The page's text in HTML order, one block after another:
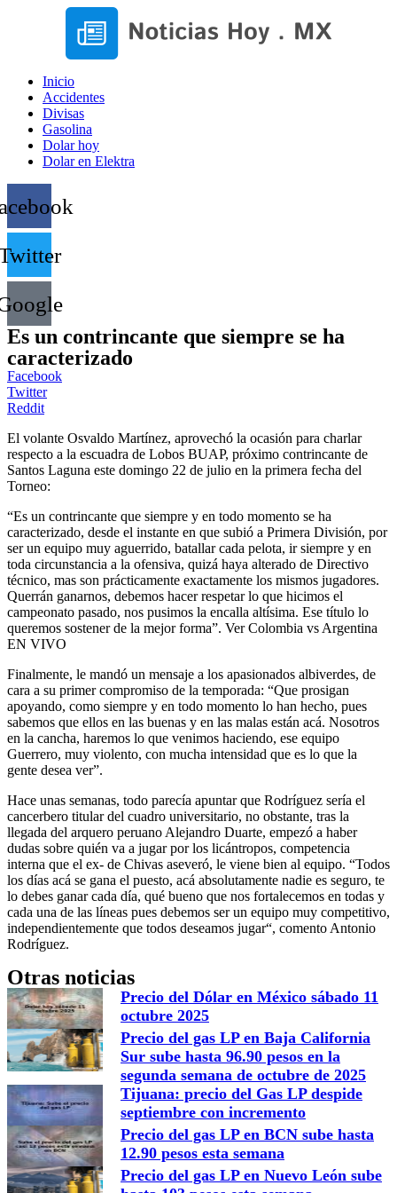
Inicio
Accidentes
Divisas
Gasolina
Dolar hoy
Dolar en Elektra
Es un contrincante que siempre se ha
caracterizado
Facebook
Twitter
Reddit
El volante Osvaldo Martínez, aprovechó la ocasión para charlar
respecto a la escuadra de Lobos BUAP, próximo contrincante de
Santos Laguna este domingo 22 de julio en la primera fecha del
Torneo:
“Es un contrincante que siempre y en todo momento se ha
caracterizado, desde el instante en que subió a Primera División, por
ser un equipo muy aguerrido, batallar cada pelota, ir siempre y en
toda circunstancia a la ofensiva, quizá haya alterado de Directivo
técnico, mas son prácticamente exactamente los mismos jugadores.
Querrán ganarnos, debemos hacer respetar lo que hicimos el
campeonato pasado, nos pusimos la encalla altísima. Ese título lo
queremos sostener de la mejor forma”. Ver Colombia vs Argentina
EN VIVO
Finalmente, le mandó un mensaje a los apasionados albiverdes, de
cara a su primer compromiso de la temporada: “Que prosigan
apoyando, como siempre y en todo momento lo han hecho, pues
sabemos que ellos en las buenas y en las malas están acá. Nosotros
en la cancha, haremos lo que venimos haciendo, ese equipo
Guerrero, muy violento, con mucha intensidad que es lo que la
gente desea ver”.
Hace unas semanas, todo parecía apuntar que Rodríguez sería el
cancerbero titular del cuadro universitario, no obstante, tras la
llegada del arquero peruano Alejandro Duarte, empezó a haber
dudas sobre quién va a jugar por los licántropos, competencia
interna que el ex- de Chivas aseveró, le viene bien al equipo. “Todos
los días acá se gana el puesto, acá absolutamente nadie es seguro, te
lo debes ganar cada día, qué bueno que nos fortalecemos en todas y
cada una de las líneas pues debemos ser un equipo muy competitivo,
independientemente que todos deseamos jugar“, comento Antonio
Rodríguez.
Otras noticias
Precio del Dólar en México sábado 11
octubre 2025
Precio del gas LP en Baja California
Sur sube hasta 96.90 pesos en la
segunda semana de octubre de 2025
Tijuana: precio del Gas LP despide
septiembre con incremento
Precio del gas LP en BCN sube hasta
12.90 pesos esta semana
Precio del gas LP en Nuevo León sube